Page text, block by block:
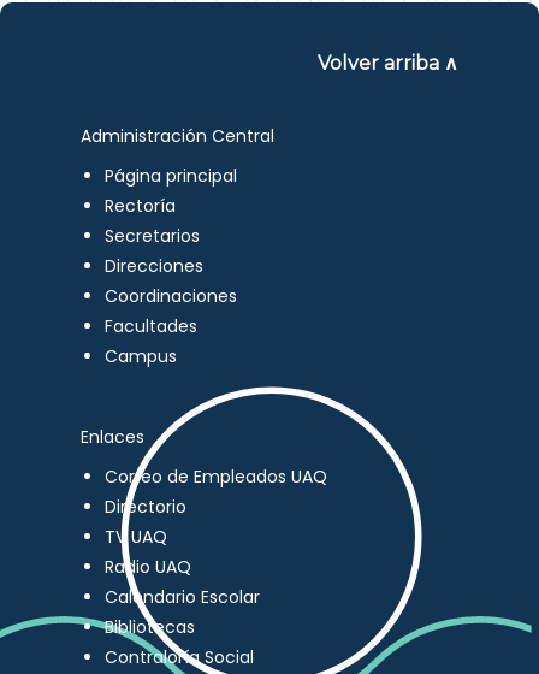
Volver arriba ∧
Administración Central
Página principal
Rectoría
Secretarios
Direcciones
Coordinaciones
Facultades
Campus
Enlaces
Correo de Empleados UAQ
Directorio
TV UAQ
Radio UAQ
Calendario Escolar
Bibliotecas
Contraloría Social